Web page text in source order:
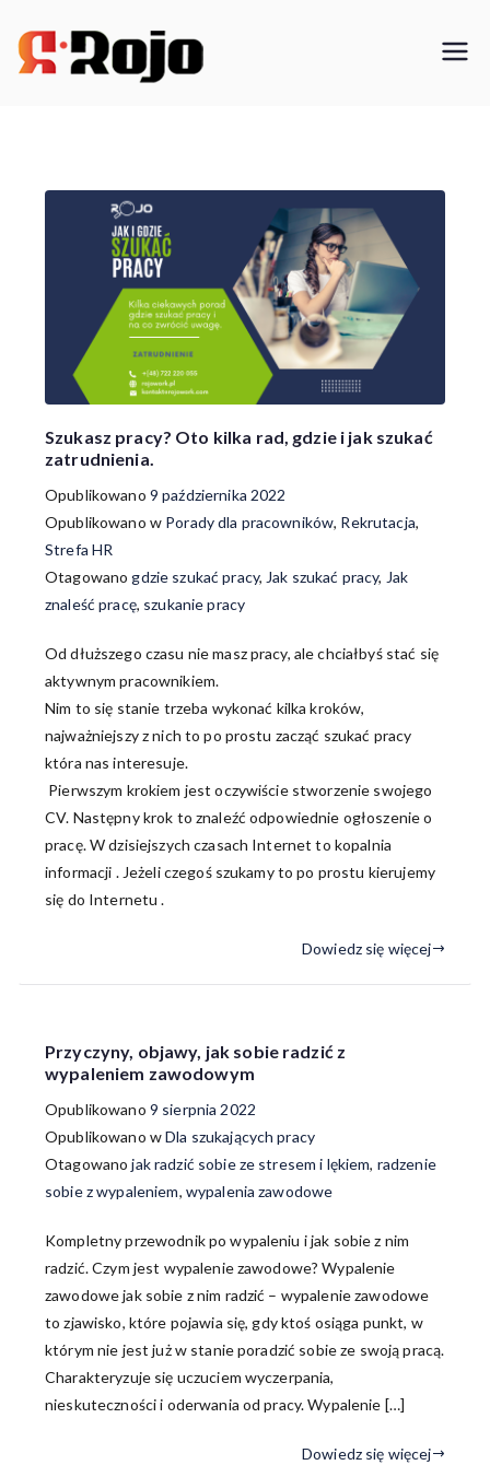
treści
Rojo- agencja pracy świadczymy
Szukasz pracy? Oto kilka rad, gdzie i jak szukać
zatrudnienia.
Opublikowano 9 października 2022
Opublikowano w Porady dla pracowników, Rekrutacja,
Strefa HR
Otagowanogdzie szukać pracy, Jak szukać pracy, Jak
znaleść pracę, szukanie pracy
Od dłuższego czasu nie masz pracy, ale chciałbyś stać się
aktywnym pracownikiem.
Nim to się stanie trzeba wykonać kilka kroków,
najważniejszy z nich to po prostu zacząć szukać pracy
która nas interesuje.
Pierwszym krokiem jest oczywiście stworzenie swojego
CV. Następny krok to znaleźć odpowiednie ogłoszenie o
pracę. W dzisiejszych czasach Internet to kopalnia
informacji . Jeżeli czegoś szukamy to po prostu kierujemy
się do Internetu .
Dowiedz się więcej
Przyczyny, objawy, jak sobie radzić z
wypaleniem zawodowym
Opublikowano 9 sierpnia 2022
Opublikowano wDla szukających pracy
Otagowanojak radzić sobie ze stresem i lękiem, radzenie
sobie z wypaleniem, wypalenia zawodowe
Kompletny przewodnik po wypaleniu i jak sobie z nim
radzić. Czym jest wypalenie zawodowe? Wypalenie
zawodowe jak sobie z nim radzić – wypalenie zawodowe
to zjawisko, które pojawia się, gdy ktoś osiąga punkt, w
którym nie jest już w stanie poradzić sobie ze swoją pracą.
Charakteryzuje się uczuciem wyczerpania,
nieskuteczności i oderwania od pracy. Wypalenie […]
Dowiedz się więcej